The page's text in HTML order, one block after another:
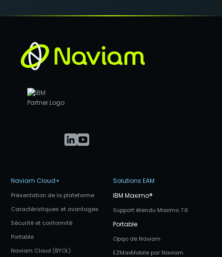
Naviam Cloud+
Présentation de la plateforme
Caractéristiques et avantages
Sécurité et conformité
Portable
Naviam Cloud (BYOL)
Solutions EAM
IBM Maximo®
Support étendu Maximo 7.6
Portable
Opqo de Naviam
EZMaxMobile par Naviam